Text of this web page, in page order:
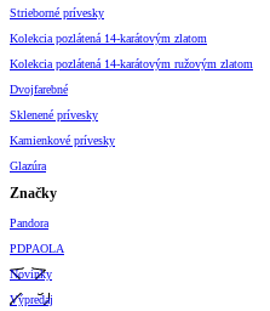
Strieborné prívesky
Kolekcia pozlátená 14-karátovým zlatom
Kolekcia pozlátená 14-karátovým ružovým zlatom
Dvojfarebné
Sklenené prívesky
Kamienkové prívesky
Glazúra
Značky
Pandora
PDPAOLA
Novinky
Výpredaj